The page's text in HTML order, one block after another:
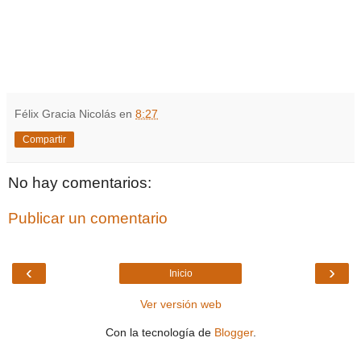
Félix Gracia Nicolás en 8:27
Compartir
No hay comentarios:
Publicar un comentario
‹ ›
Inicio
Ver versión web
Con la tecnología de Blogger.